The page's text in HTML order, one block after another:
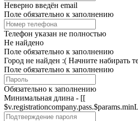
Неверно введён email
Поле обязательно к заполнению
Телефон указан не полностью
Не найдено
Поле обязательно к заполнению
Город не найден :( Начните набирать
Поле обязательно к заполнению
Обязательно к заполнению
Минимальная длина - [[